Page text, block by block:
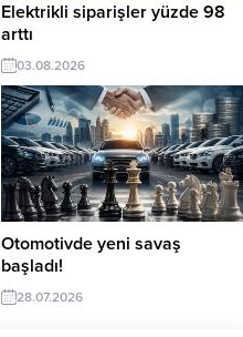
Elektrikli siparişler yüzde 98
arttı
03.08.2026
Otomotivde yeni savaş
başladı!
28.07.2026